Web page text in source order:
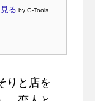
る by G-Tools
りと店を